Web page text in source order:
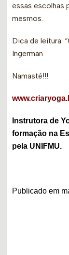
essas escolhas
mesmos.
Dica de leitura:
Ingerman
Namastê!!!
Instrutora de
formação na
pela UNIFMU.
Publicado em